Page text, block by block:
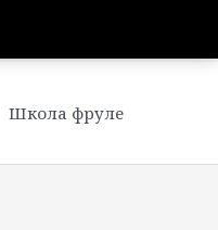
Школа фруле